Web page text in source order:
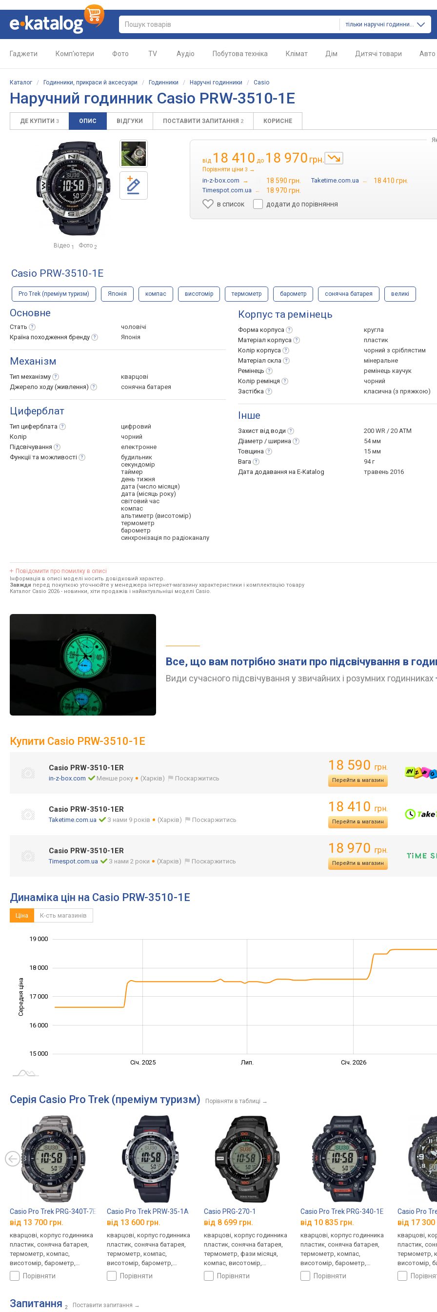
тільки наручні годинники
Гаджети Комп'ютери Фото TV Аудіо Побутова техніка Клімат Дім Дитячі товари Авто
Каталог / Годинники, прикраси й аксесуари / Годинники / Наручні годинники / Casio
Наручний годинник Casio PRW-3510-1E
ДЕ КУПИТИ 3 ОПИС ВІДГУКИ ПОСТАВИТИ ЗАПИТАННЯ 2 КОРИСНЕ
Відео 1 Фото 2
від 18 410 до 18 970 грн.
Порівняти ціни 3 →
in-z-box.com → 18 590 грн. Taketime.com.ua → 18 410 грн.
Timespot.com.ua →
18 970 грн.
в список
додати до порівняння
Casio PRW-3510-1E
Pro Trek (преміум туризм) Японія компас висотомір термометр барометр сонячна батарея великі
Основне
Стать
чоловічі
Країна походження бренду Японія
Механізм
Тип механізму
кварцові
Джерело ходу (живлення) сонячна батарея
Циферблат
Тип циферблата
цифровий
Колір
чорний
Підсвічування
електронне
Функції та можливості
будильник
секундомір
таймер
день тижня
дата (число місяця)
дата (місяць року)
світовий час
компас
альтиметр (висотомір)
термометр
барометр
синхронізація по радіоканалу
Корпус та ремінець
Форма корпуса
кругла
Матеріал корпуса
пластик
Колір корпуса
чорний з сріблястим
Матеріал скла
мінеральне
Ремінець
ремінець каучук
Колір ремінця
чорний
Застібка
класична (з пряжкою)
Інше
Захист від води
200 WR / 20 ATM
Діаметр / ширина
54 мм
Товщина
15 мм
Вага
94 г
Дата додавання на E-Katalog
травень 2016
Повідомити про помилку в описі
Інформація в описі моделі носить довідковий характер.
Завжди перед покупкою уточнюйте у менеджера інтернет-магазину характеристики і комплектацію товару
Каталог Casio 2026 - новинки, хіти продажів і найактуальніші моделі Casio.
Все, що вам потрібно знати про підсвічування в
Види сучасного підсвічування у звичайних і розумних годинниках
Купити Casio PRW-3510-1E
Casio PRW-3510-1ER
in-z-box.com Менше року (Харків) Поскаржитись
18 590 грн.
Перейти в магазин
Casio PRW-3510-1ER
Taketime.com.ua З нами 9 років (Харків) Поскаржитись
18 410 грн.
Перейти в магазин
Casio PRW-3510-1ER
Timespot.com.ua З нами 2 роки (Харків) Поскаржитись
18 970 грн.
Перейти в магазин
Динаміка цін на Casio PRW-3510-1E
Ціна К-сть магазинів
Середня ціна 15 500
15 000
16 000
17 000
18 000
19 000
Січ. 2025 Лип. Січ. 2026
Серія Casio Pro Trek (преміум туризм) Порівняти в таблиці →
Casio Pro Trek PRG-340T-7E
від 13 700 грн.
кварцові, корпус годинника
пластик, сонячна батарея,
термометр, компас,
висотомір, барометр,
світовий час, ремінець:
браслет титан, WR 100,
порівняти
Casio Pro Trek PRW-35-1A
від 13 600 грн.
кварцові, корпус годинника
пластик, сонячна батарея,
термометр, компас,
висотомір, барометр,
світовий час, ремінець:
браслет пластик, WR 100,
порівняти
Casio PRG-270-1
від 8 699 грн.
кварцові, корпус годинника
пластик, сонячна батарея,
термометр, фази місяця,
компас, висотомір,
барометр, світовий час,
ремінець: ремінець каучук,
порівняти
Casio Pro Trek PRG-340-1E
від 10 835 грн.
кварцові, корпус годинника
пластик, сонячна батарея,
термометр, компас,
висотомір, барометр,
світовий час, ремінець:
браслет пластик, WR 100,
порівняти
Casio Pro
від 17 300
кварцові,
пластик,
термометр,
висотомір,
світовий
ремінець
Запитання 2 Поставити запитання →